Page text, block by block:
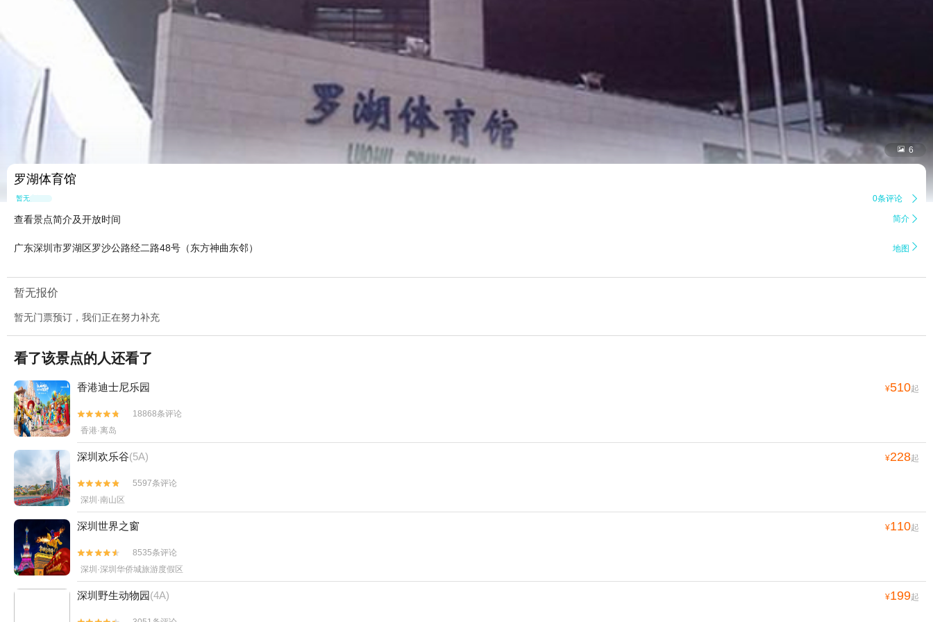
 6
罗湖体育馆
暂无点评 0条评论 
查看景点简介及开放时间 简介 
广东深圳市罗湖区罗沙公路经二路48号（东方神曲东邻） 地图 
暂无报价
暂无门票预订，我们正在努力补充
看了该景点的人还看了
香港迪士尼乐园 ¥510起


18868条评论
香港·离岛
深圳欢乐谷(5A) ¥228起


5597条评论
深圳·南山区
深圳世界之窗 ¥110起


8535条评论
深圳·深圳华侨城旅游度假区
深圳野生动物园(4A) ¥199起